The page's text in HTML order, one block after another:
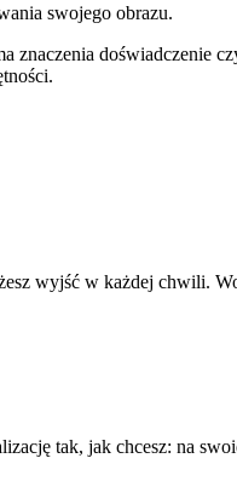
swojego obrazu.
doświadczenie
wyjść w każdej chwili.
tak, jak chcesz: na